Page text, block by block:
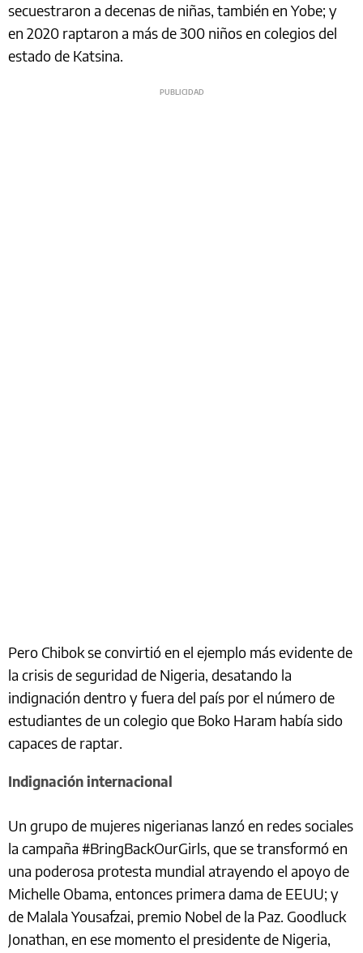
secuestraron a decenas de niñas, también en Yobe; y
en 2020 raptaron a más de 300 niños en colegios del
estado de Katsina.
Pero Chibok se convirtió en el ejemplo más evidente de
la crisis de seguridad de Nigeria, desatando la
indignación dentro y fuera del país por el número de
estudiantes de un colegio que Boko Haram había sido
capaces de raptar.
Indignación internacional
Un grupo de mujeres nigerianas lanzó en redes sociales
la campaña #BringBackOurGirls, que se transformó en
una poderosa protesta mundial atrayendo el apoyo de
Michelle Obama, entonces primera dama de EEUU; y
de Malala Yousafzai, premio Nobel de la Paz. Goodluck
Jonathan, en ese momento el presidente de Nigeria,